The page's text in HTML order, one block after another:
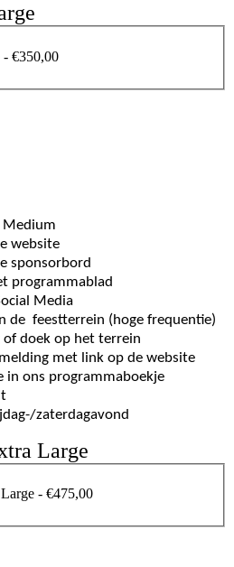
- €350,00
Medium
website
sponsorbord
programmablad
Media
de feestterrein (hoge frequentie)
doek op het terrein
met link op de website
in ons programmaboekje
zaterdagavond
Large
- €475,00